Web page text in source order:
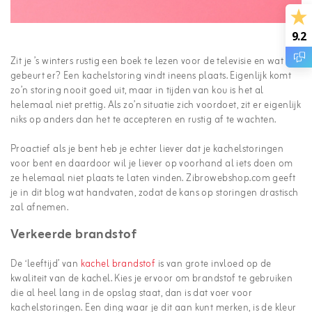
Zit je ’s winters rustig een boek te lezen voor de televisie en wat
gebeurt er? Een kachelstoring vindt ineens plaats. Eigenlijk komt
zo’n storing nooit goed uit, maar in tijden van kou is het al
helemaal niet prettig. Als zo’n situatie zich voordoet, zit er eigenlijk
niks op anders dan het te accepteren en rustig af te wachten.
Proactief als je bent heb je echter liever dat je kachelstoringen
voor bent en daardoor wil je liever op voorhand al iets doen om
ze helemaal niet plaats te laten vinden. Zibrowebshop.com geeft
je in dit blog wat handvaten, zodat de kans op storingen drastisch
zal afnemen.
Verkeerde brandstof
De ‘leeftijd’ van kachel brandstof is van grote invloed op de
kwaliteit van de kachel. Kies je ervoor om brandstof te gebruiken
die al heel lang in de opslag staat, dan is dat voer voor
kachelstoringen. Een ding waar je dit aan kunt merken, is de kleur
9.2